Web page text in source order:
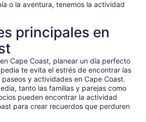
o la aventura, tenemos la actividad
principales en
Cape Coast, planear un día perfecto
te evita el estrés de encontrar las
y actividades en Cape Coast.
tanto las familias y parejas como
pueden encontrar la actividad
para crear recuerdos que perduren